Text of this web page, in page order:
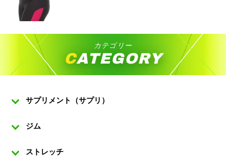
カテゴリー
CATEGORY
サプリメント（サプリ）
ジム
ストレッチ